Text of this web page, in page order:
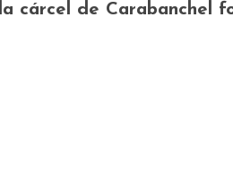
cárcel de Carabanchel